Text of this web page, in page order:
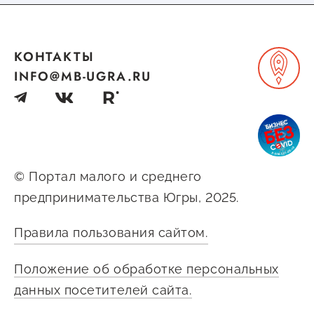
© Портал малого и среднего
предпринимательства Югры, 2025.
Правила пользования сайтом.
Положение об обработке персональных
данных посетителей сайта.
КОНТАКТЫ
INFO@MB-UGRA.RU